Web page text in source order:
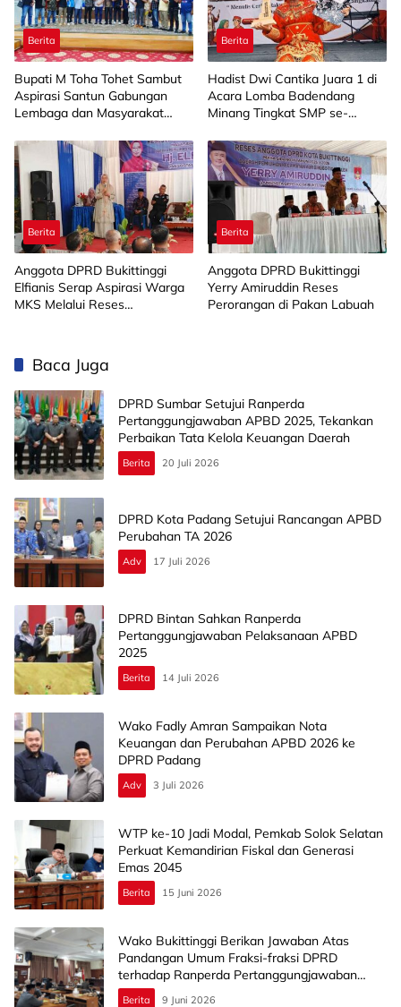
Berita
Bupati M Toha Tohet Sambut
Aspirasi Santun Gabungan
Lembaga dan Masyarakat
Berita
Hadist Dwi Cantika Juara 1 di
Acara Lomba Badendang
Minang Tingkat SMP se-
Berita
Anggota DPRD Bukittinggi
Elfianis Serap Aspirasi Warga
MKS Melalui Reses
Berita
Anggota DPRD Bukittinggi
Yerry Amiruddin Reses
Perorangan di Pakan Labuah
Baca Juga
DPRD Sumbar Setujui Ranperda
Pertanggungjawaban APBD 2025, Tekankan
Perbaikan Tata Kelola Keuangan Daerah
Berita 20 Juli 2026
DPRD Kota Padang Setujui Rancangan APBD
Perubahan TA 2026
Adv 17 Juli 2026
DPRD Bintan Sahkan Ranperda
Pertanggungjawaban Pelaksanaan APBD
2025
Berita 14 Juli 2026
Wako Fadly Amran Sampaikan Nota
Keuangan dan Perubahan APBD 2026 ke
DPRD Padang
Adv 3 Juli 2026
WTP ke-10 Jadi Modal, Pemkab Solok Selatan
Perkuat Kemandirian Fiskal dan Generasi
Emas 2045
Berita 15 Juni 2026
Wako Bukittinggi Berikan Jawaban Atas
Pandangan Umum Fraksi-fraksi DPRD
terhadap Ranperda Pertanggungjawaban
Pelaksanaan APBD 2025
Berita 9 Juni 2026